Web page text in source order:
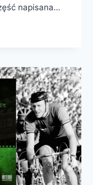
napisana…